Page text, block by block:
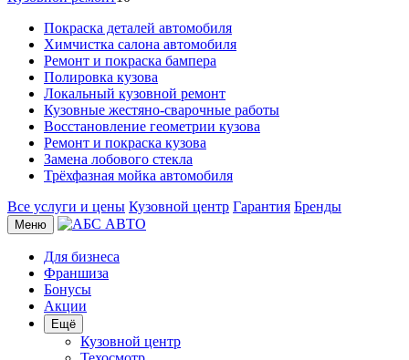
Покраска деталей автомобиля
Химчистка салона автомобиля
Ремонт и покраска бампера
Полировка кузова
Локальный кузовной ремонт
Кузовные жестяно-сварочные работы
Восстановление геометрии кузова
Ремонт и покраска кузова
Замена лобового стекла
Трёхфазная мойка автомобиля
Все услуги и цены Кузовной центр Гарантия Бренды
Меню
Для бизнеса
Франшиза
Бонусы
Акции
Ещё
Кузовной центр